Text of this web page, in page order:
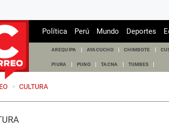
Política Perú Mundo Deportes
AREQUIPA AYACUCHO CHIMBOTE
PIURA PUNO TACNA TUMBES
> CULTURA